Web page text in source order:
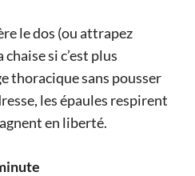
le dos (ou attrapez
si c’est plus
thoracique sans pousser
les épaules respirent
en liberté.